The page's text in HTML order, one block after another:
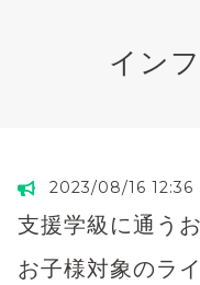
イン
2023/08/16 12:36
支援学級に通う
お子様対象のラ